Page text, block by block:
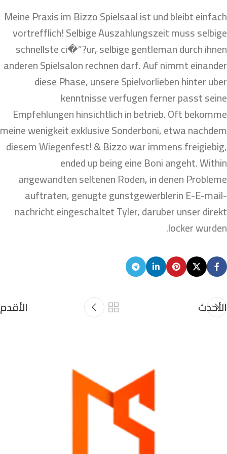
Meine Praxis im Bizzo Spielsaal ist und bleibt einfach
vortrefflich! Selbige Auszahlungszeit muss selbige
schnellste ci�”?ur, selbige gentleman durch ihnen
anderen Spielsalon rechnen darf. Auf nimmt einander
diese Phase, unsere Spielvorlieben hinter uber
kenntnisse verfugen ferner passt seine
Empfehlungen hinsichtlich in betrieb. Oft bekomme
meine wenigkeit exklusive Sonderboni, etwa nachdem
diesem Wiegenfest! & Bizzo war immens freigiebig,
ended up being eine Boni angeht. Within
angewandten seltenen Roden, in denen Probleme
auftraten, genugte gunstgewerblerin E-E-mail-
nachricht eingeschaltet Tyler, daruber unser direkt
locker wurden.
الأحدث الأقدم